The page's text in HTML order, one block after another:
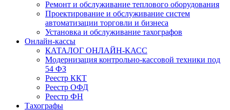
Ремонт и обслуживание теплового оборудования
Проектирование и обслуживание систем
автоматизации торговли и бизнеса
Установка и обслуживание тахографов
Онлайн-кассы
КАТАЛОГ ОНЛАЙН-КАСС
Модернизация контрольно-кассовой техники под
54 ФЗ
Реестр ККТ
Реестр ОФД
Реестр ФН
Тахографы